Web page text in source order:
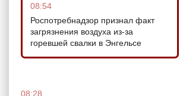
08:54
Роспотребнадзор признал факт
загрязнения воздуха из-за
горевшей свалки в Энгельсе
08:28